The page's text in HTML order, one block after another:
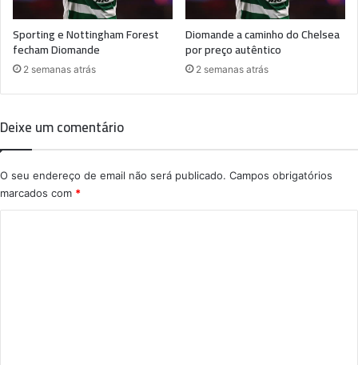
Sporting e Nottingham Forest
fecham Diomande
2 semanas atrás
Diomande a caminho do Chelsea
por preço autêntico
2 semanas atrás
Deixe um comentário
O seu endereço de email não será publicado. Campos obrigatórios
marcados com *